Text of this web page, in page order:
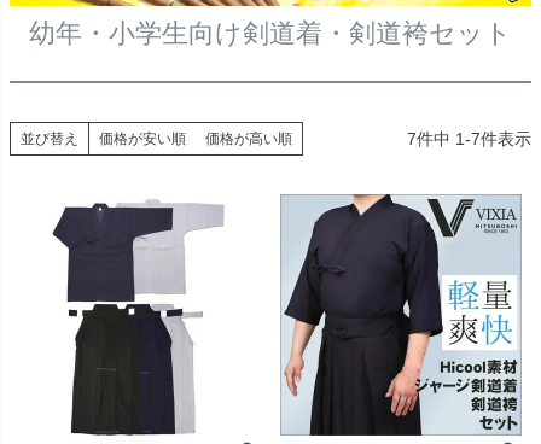
幼年・小学生向け剣道着・剣道袴セット
並び替え 価格が安い順 価格が高い順 7件中 1-7件表示